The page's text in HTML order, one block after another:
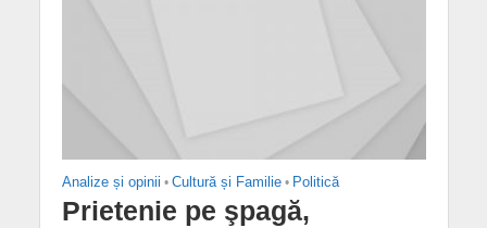
Analize și opinii • Cultură și Familie • Politică
Prietenie pe şpagă,